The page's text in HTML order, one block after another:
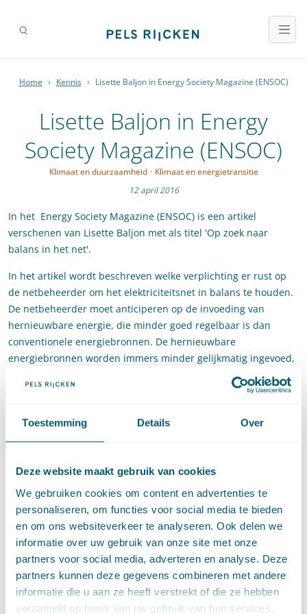
Toestemming Details Over
Deze website maakt gebruik van cookies
We gebruiken cookies om content en advertenties te
personaliseren, om functies voor social media te bieden
en om ons websiteverkeer te analyseren. Ook delen we
informatie over uw gebruik van onze site met onze
partners voor social media, adverteren en analyse. Deze
partners kunnen deze gegevens combineren met andere
informatie die u aan ze heeft verstrekt of die ze hebben
verzameld op basis van uw gebruik van hun services.
Home › Kennis › Lisette Baljon in Energy Society Magazine (ENSOC)
Lisette Baljon in Energy
Society Magazine (ENSOC)
Klimaat en duurzaamheid · Klimaat en energietransitie
12 april 2016
In het Energy Society Magazine (ENSOC) is een artikel
verschenen van Lisette Baljon met als titel 'Op zoek naar
balans in het net'.
In het artikel wordt beschreven welke verplichting er rust op
de netbeheerder om het elektriciteitsnet in balans te houden.
De netbeheerder moet anticiperen op de invoeding van
hernieuwbare energie, die minder goed regelbaar is dan
conventionele energiebronnen. De hernieuwbare
energiebronnen worden immers minder gelijkmatig ingevoed,
omdat bijvoorbeeld de wind niet altijd even hard waait.
netbeheerder opslagcapaciteit aanwenden, bijvoorbeeld in
auto’s. Door middel van deze opslagmogelijkheden kan
wordt ingevoed.
Ziehier de linknaar het ENSOC-artikel.
Deel dit artikel via LinkedIn en